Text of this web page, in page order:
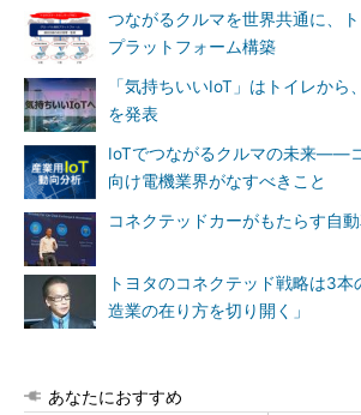
つながるクルマを世界共通に、
プラットフォーム構築
「気持ちいいIoT」はトイレから
を発表
IoTでつながるクルマの未来――
向け電機業界がなすべきこと
コネクテッドカーがもたらす自
トヨタのコネクテッド戦略は3
造業の在り方を切り開く」
あなたにおすすめ